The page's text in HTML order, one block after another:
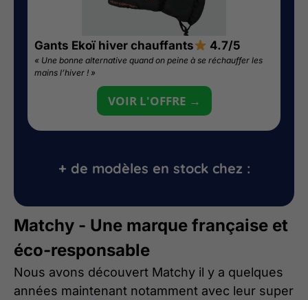
Gants Ekoï hiver chauffants 4.7/5
« Une bonne alternative quand on peine à se réchauffer les
mains l’hiver ! »
VOIR L'OFFRE →
+ de modèles en stock chez :
Matchy - Une marque française et
éco-responsable
Nous avons découvert Matchy il y a quelques
années maintenant notamment avec leur super